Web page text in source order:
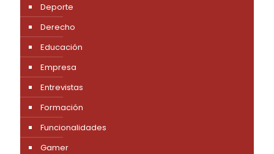
Deporte
Derecho
Educación
Empresa
Entrevistas
Formación
Funcionalidades
Gamer